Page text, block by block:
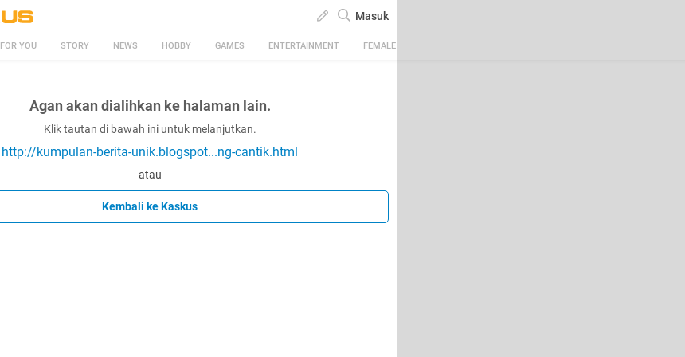
Masuk
FOR YOU STORY NEWS HOBBY GAMES ENTERTAINMENT FEMALE
Agan akan dialihkan ke halaman lain.
Klik tautan di bawah ini untuk melanjutkan.
http://kumpulan-berita-unik.blogspot...ng-cantik.html
atau
Kembali ke Kaskus